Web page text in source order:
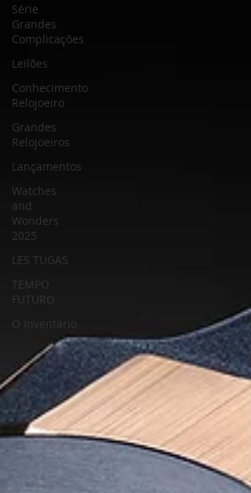
Série
Grandes
Complicações
Leilões
Conhecimento
Relojoeiro
Grandes
Relojoeiros
Lançamentos
Watches
and
Wonders
2025
LES TUGAS
TEMPO
FUTURO
O Inventário